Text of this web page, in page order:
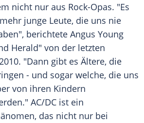
nicht nur aus Rock-Opas. "Es
junge Leute, die uns nie
berichtete Angus Young
Herald" von der letzten
"Dann gibt es Ältere, die
- und sogar welche, die uns
von ihren Kindern
AC/DC ist ein
das nicht nur bei